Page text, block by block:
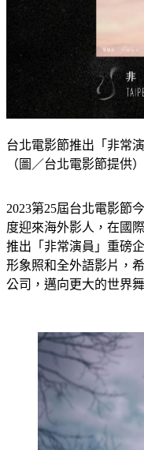
台北電影節推出「非常
2023第25屆台北電影節
度迎來海外影人，在國
推出「非常演員」重磅
形象照和全外語影片，